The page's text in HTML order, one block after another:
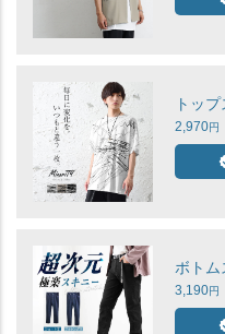
2,970
ボ
3,190